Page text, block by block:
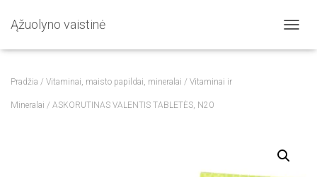
Ąžuolyno vaistinė
O
Pradžia / Vitaminai, maisto papildai, mineralai / Vitaminai ir
Mineralai / ASKORUTINAS VALENTIS TABLETĖS, N20